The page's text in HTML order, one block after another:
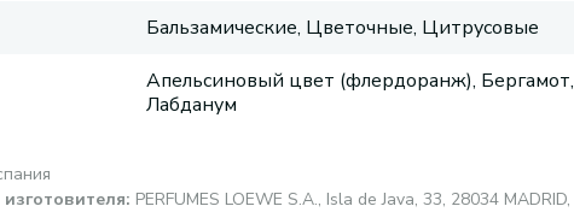
Бальзамические, Цветочные, Цитрусовые
Апельсиновый цвет (флердоранж), Бергамот,
Лабданум
: PERFUMES LOEWE S.A., Isla de Java, 33, 28034 MADRID,